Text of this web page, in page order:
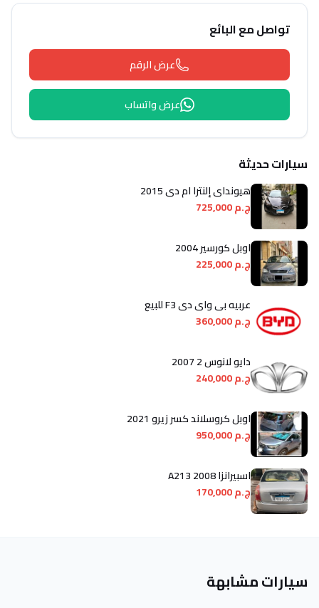
تواصل مع البائع
عرض الرقم
عرض واتساب
سيارات حديثة
هيونداي إلنترا ام دى 2015
ج.م 725,000
اوبل كورسير 2004
ج.م 225,000
عربيه بى واى دى F3 للبيع
ج.م 360,000
دايو لانوس 2 2007
ج.م 240,000
اوبل كروسلاند كسر زيرو 2021
ج.م 950,000
اسبيرانزا A213 2008
ج.م 170,000
سيارات مشابهة